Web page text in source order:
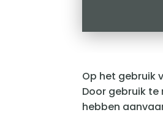
Op het gebruik
Door gebruik
hebben